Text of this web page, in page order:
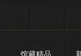
馆藏精品